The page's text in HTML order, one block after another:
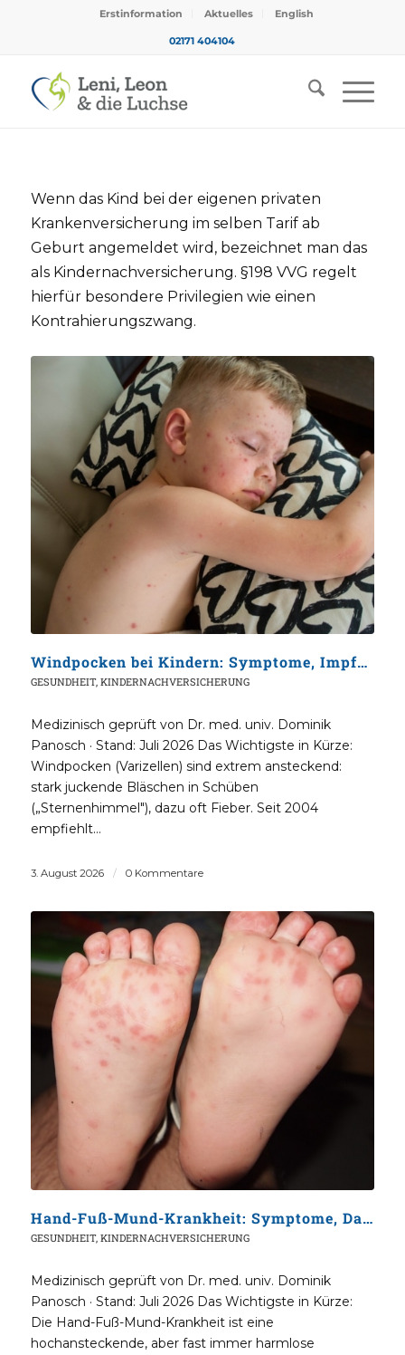
Erstinformation Aktuelles English
02171 404104
Wenn das Kind bei der eigenen privaten
Krankenversicherung im selben Tarif ab
Geburt angemeldet wird, bezeichnet man das
als Kindernachversicherung. §198 VVG regelt
hierfür besondere Privilegien wie einen
Kontrahierungszwang.
Windpocken bei Kindern: Symptome, Impfung & Kita-Regeln
GESUNDHEIT, KINDERNACHVERSICHERUNG
Medizinisch geprüft von Dr. med. univ. Dominik
Panosch · Stand: Juli 2026 Das Wichtigste in Kürze:
Windpocken (Varizellen) sind extrem ansteckend:
stark juckende Bläschen in Schüben
(„Sternenhimmel"), dazu oft Fieber. Seit 2004
empfiehlt…
3. August 2026 / 0 Kommentare
Hand-Fuß-Mund-Krankheit: Symptome, Dauer & Kita-Regeln
GESUNDHEIT, KINDERNACHVERSICHERUNG
Medizinisch geprüft von Dr. med. univ. Dominik
Panosch · Stand: Juli 2026 Das Wichtigste in Kürze:
Die Hand-Fuß-Mund-Krankheit ist eine
hochansteckende, aber fast immer harmlose